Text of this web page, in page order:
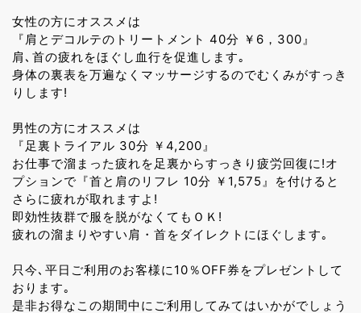
女性の方にオススメは
『肩とデコルテのトリートメント 40分 ￥6，300』
肩､首の疲れをほぐし血行を促進します｡
身体の裏表を万遍なくマッサージするのでむくみがすっき
りします!
男性の方にオススメは
『足裏トライアル 30分 ￥4,200』
お仕事で溜まった疲れを足裏からすっきり疲労回復に!オ
プションで『首と肩のリフレ 10分 ￥1,575』を付けると
さらに疲れが取れますよ!
即効性抜群で服を脱がなくてもＯＫ!
疲れの溜まりやすい肩・首をダイレクトにほぐします｡
只今､平日ご利用のお客様に10％OFF券をプレゼントして
おります｡
是非お得なこの期間中にご利用してみてはいかがでしょう